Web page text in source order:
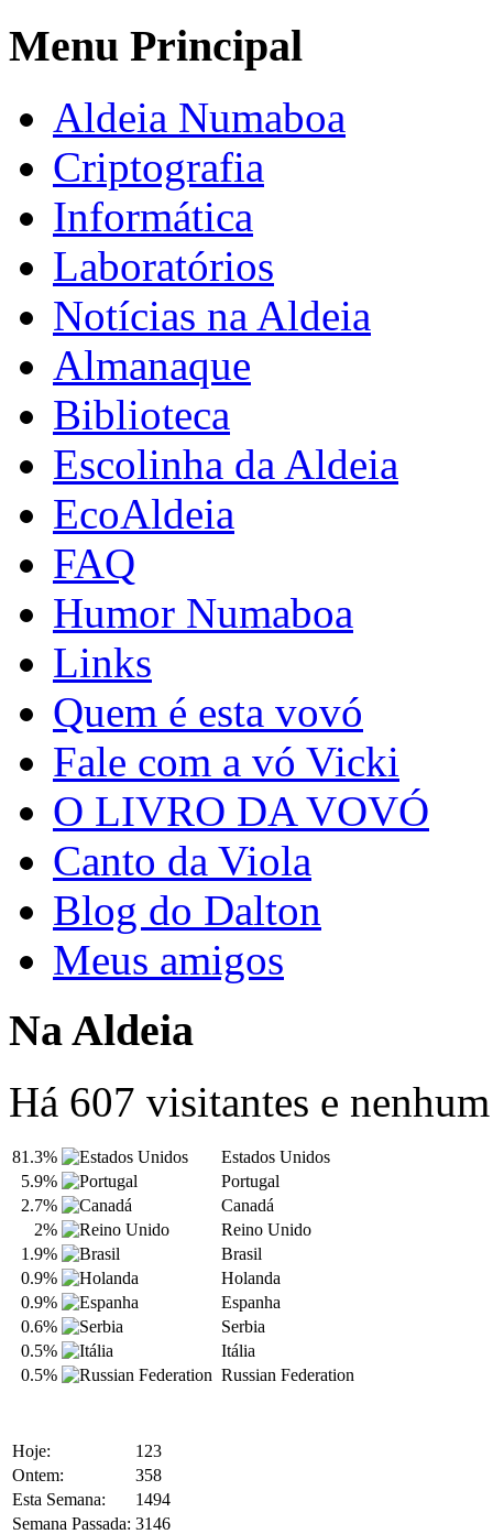
Menu Principal
Aldeia Numaboa
Criptografia
Informática
Laboratórios
Notícias na Aldeia
Almanaque
Biblioteca
Escolinha da Aldeia
EcoAldeia
FAQ
Humor Numaboa
Links
Quem é esta vovó
Fale com a vó Vicki
O LIVRO DA VOVÓ
Canto da Viola
Blog do Dalton
Meus amigos
Na Aldeia
Há 607 visitantes e
81.3%
Estados Unidos
5.9%
Portugal
2.7%
Canadá
2%
Reino Unido
1.9%
Brasil
0.9%
Holanda
0.9%
Espanha
0.6%
Serbia
0.5%
Itália
0.5%
Russian Federation
Hoje:
123
Ontem:
358
Esta Semana:
1494
Semana Passada: 3146